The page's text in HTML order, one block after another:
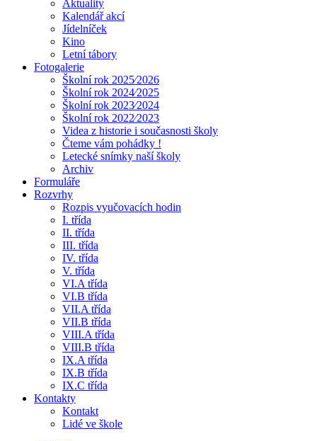
Aktuality
Kalendář akcí
Jídelníček
Kino
Letní tábory
Fotogalerie
Školní rok 2025⁄2026
Školní rok 2024⁄2025
Školní rok 2023⁄2024
Školní rok 2022⁄2023
Videa z historie i současnosti školy
Čteme vám pohádky !
Letecké snímky naší školy
Archiv
Formuláře
Rozvrhy
Rozpis vyučovacích hodin
I. třída
II. třída
III. třída
IV. třída
V. třída
VI.A třída
VI.B třída
VII.A třída
VII.B třída
VIII.A třída
VIII.B třída
IX.A třída
IX.B třída
IX.C třída
Kontakty
Kontakt
Lidé ve škole